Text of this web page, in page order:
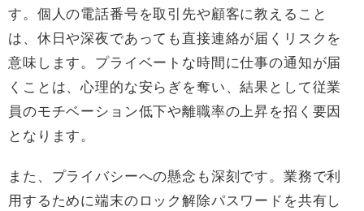
す。個人の電話番号を取引先や顧客に教えること
は、休日や深夜であっても直接連絡が届くリスクを
意味します。プライベートな時間に仕事の通知が届
くことは、心理的な安らぎを奪い、結果として従業
員のモチベーション低下や離職率の上昇を招く要因
となります。
また、プライバシーへの懸念も深刻です。業務で利
用するために端末のロック解除パスワードを共有し